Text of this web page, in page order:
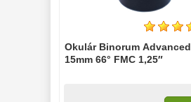
Okulár Binorum Advanced
15mm 66° FMC 1,25″